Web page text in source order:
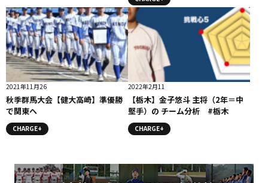
2021年11月26
秋季群馬大会【健大高崎】準優勝
で関東へ
CHARGE+
2022年2月11
【栃木】金子悠斗 主将（2年＝中
堅手）の チーム分析 #栃木
CHARGE+